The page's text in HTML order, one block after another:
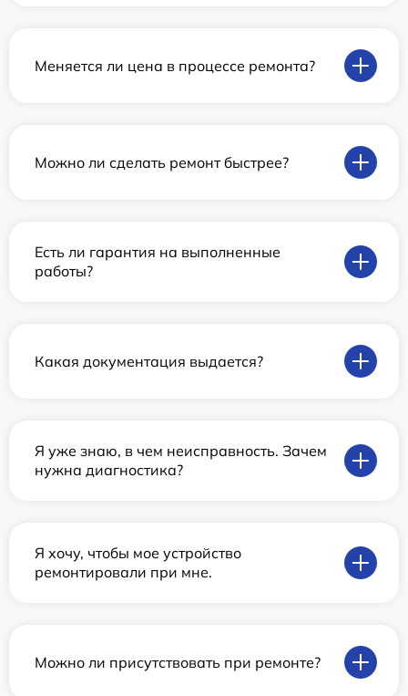
Меняется ли цена в процессе ремонта?
Можно ли сделать ремонт быстрее?
Есть ли гарантия на выполненные
работы?
Какая документация выдается?
Я уже знаю, в чем неисправность. Зачем
нужна диагностика?
Я хочу, чтобы мое устройство
ремонтировали при мне.
Можно ли присутствовать при ремонте?